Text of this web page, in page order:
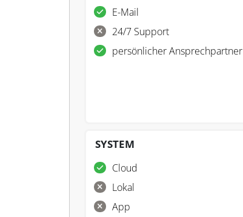
E-Mail
24/7 Support
persönlicher Ansprechpartner
SYSTEM
Cloud
Lokal
App